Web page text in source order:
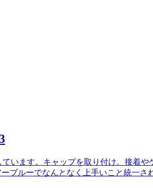
います。キャップを取り付け。接着や
ブルーでなんとなく上手いこと統一さ